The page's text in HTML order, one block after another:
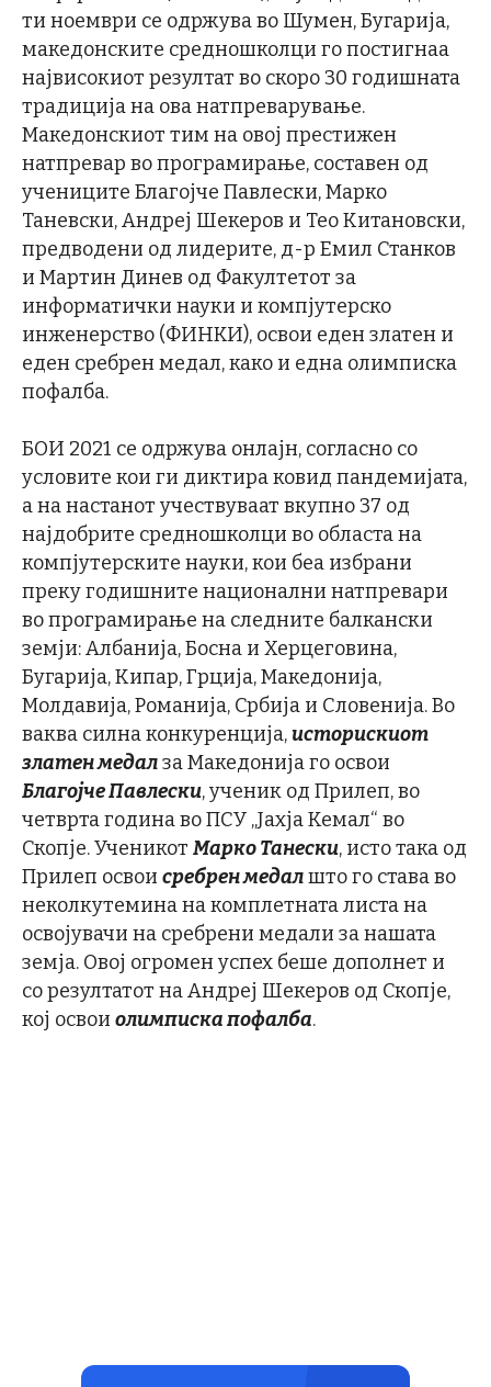
ти ноември се одржува во Шумен, Бугарија,
македонските средношколци го постигнаа
највисокиот резултат во скоро 30 годишната
традиција на ова натпреварување.
Македонскиот тим на овој престижен
натпревар во програмирање, составен од
учениците Благојче Павлески, Марко
Таневски, Андреј Шекеров и Тео Китановски,
предводени од лидерите, д-р Емил Станков
и Мартин Динев од Факултетот за
информатички науки и компјутерско
инженерство (ФИНКИ), освои еден златен и
еден сребрен медал, како и една олимписка
пофалба.
БОИ 2021 се одржува онлајн, согласно со
условите кои ги диктира ковид пандемијата,
а на настанот учествуваат вкупно 37 од
најдобрите средношколци во областа на
компјутерските науки, кои беа избрани
преку годишните национални натпревари
во програмирање на следните балкански
земји: Албанија, Босна и Херцеговина,
Бугарија, Кипар, Грција, Македонија,
Молдавија, Романија, Србија и Словенија. Во
ваква силна конкуренција,историскиот
златен медалза Македонија го освои
Благојче Павлески, ученик од Прилеп, во
четврта година во ПСУ „Јахја Кемал“ во
Скопје. Ученикот Марко Танески, исто така од
Прилеп освои сребрен медалшто го става во
неколкутемина на комплетната листа на
освојувачи на сребрени медали за нашата
земја. Овој огромен успех беше дополнет и
со резултатот на Андреј Шекеров од Скопје,
кој освои олимписка пофалба.